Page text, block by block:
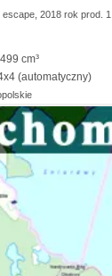
escape, 2018 rok prod.
cm³
(automatyczny)